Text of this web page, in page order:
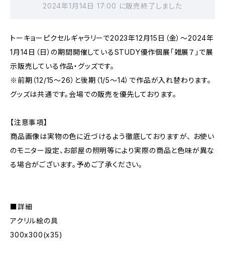
2024年1月14日 17:00 に販売終了しました
トーキョーピクセルギャラリーで2023年12月15日（金）～2024年
1月14日（日）の期間開催しているSTUDY優作個展「雑展７」で展
示販売している作品・グッズです。
※前期（12/15～26）と後期（1/5～14）で作品が入れ替わります。
グッズは共通です。会場での販売を優先しております。
【注意事項】
商品画像は実物の色に近づけるよう徹底しておりますが、 お使い
のモニター設定、お部屋の照明等により実際の商品と色味が異な
る場合がございます。予めご了承ください。
■詳細
アクリル絵の具
300x300(x35)